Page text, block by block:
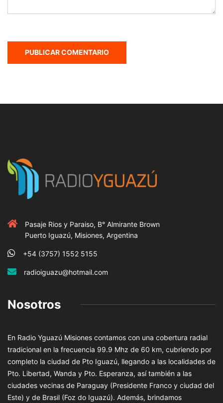
Pasaje Rios y Paraiso, B° Almirante Brown
Puerto Iguazú, Misiones, Argentina
+54 (3757) 1552 5155
radioiguazu@hotmail.com
Nosotros
En Radio Yguazú Misiones contamos con una cobertura radial
tradicional en la frecuencia 99.9 Mhz de 60 km, cubriendo por
completo la ciudad de Pto Iguazú, llegando a las localidades de
Pto. Libertad, Wanda y Pto. Esperanza, así también a las
ciudades vecinas de Paraguay (Presidente Franco y ciudad del
Este) y de Brasil (Foz do Iguazú). Además, brindamos